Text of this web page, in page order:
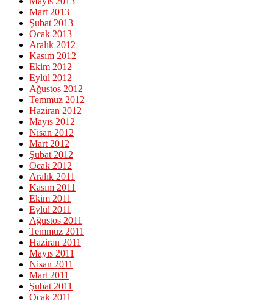
Mart 2013
Şubat 2013
Ocak 2013
Aralık 2012
Kasım 2012
Ekim 2012
Eylül 2012
Ağustos 2012
Temmuz 2012
Haziran 2012
Mayıs 2012
Nisan 2012
Mart 2012
Şubat 2012
Ocak 2012
Aralık 2011
Kasım 2011
Ekim 2011
Eylül 2011
Ağustos 2011
Temmuz 2011
Haziran 2011
Mayıs 2011
Nisan 2011
Mart 2011
Şubat 2011
Ocak 2011